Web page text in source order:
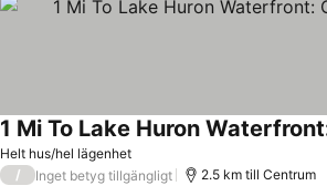
Helt hus/hel lägenhet
/ Inget betyg tillgängligt 2.5 km till Centrum